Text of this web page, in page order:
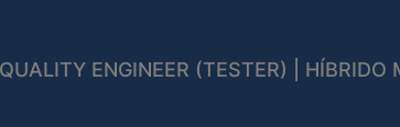
ENGINEER (TESTER) |